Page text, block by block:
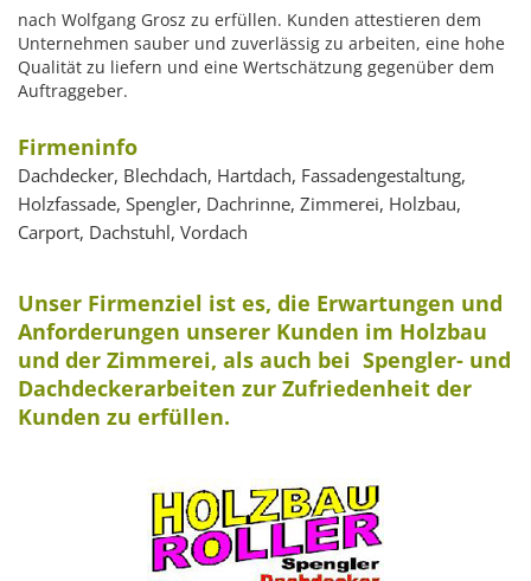
nach Wolfgang Grosz zu erfüllen. Kunden attestieren dem
Unternehmen sauber und zuverlässig zu arbeiten, eine hohe
Qualität zu liefern und eine Wertschätzung gegenüber dem
Auftraggeber.
Firmeninfo
Dachdecker, Blechdach, Hartdach, Fassadengestaltung,
Holzfassade, Spengler, Dachrinne, Zimmerei, Holzbau,
Carport, Dachstuhl, Vordach
Unser Firmenziel ist es, die Erwartungen und
Anforderungen unserer Kunden im Holzbau
und der Zimmerei, als auch bei Spengler- und
Dachdeckerarbeiten zur Zufriedenheit der
Kunden zu erfüllen.